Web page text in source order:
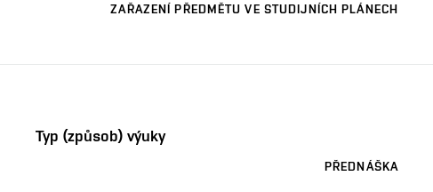
ZAŘAZENÍ PŘEDMĚTU VE STUDIJNÍCH PLÁNECH
Typ (způsob) výuky
PŘEDNÁŠKA